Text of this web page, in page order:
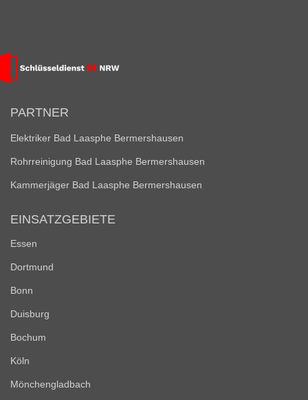
PARTNER
Elektriker Bad Laasphe Bermershausen
Rohrreinigung Bad Laasphe Bermershausen
Kammerjäger Bad Laasphe Bermershausen
EINSATZGEBIETE
Essen
Dortmund
Bonn
Duisburg
Bochum
Köln
Mönchengladbach